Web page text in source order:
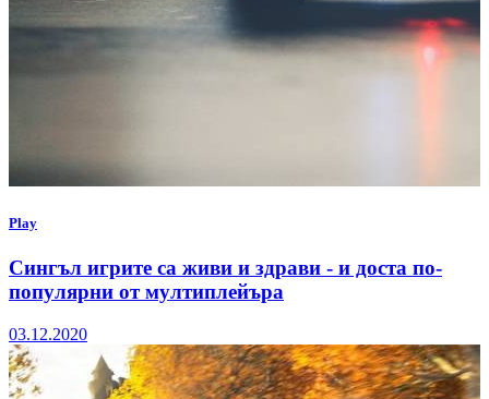
Play
Сингъл игрите са живи и здрави - и доста по-
популярни от мултиплейъра
03.12.2020